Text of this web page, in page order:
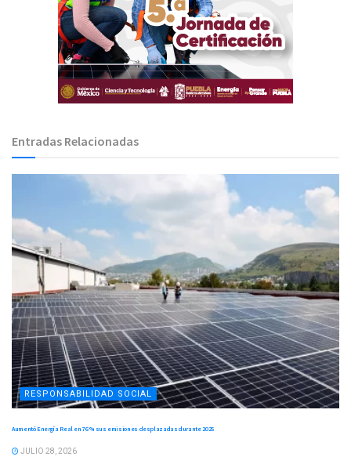
Entradas Relacionadas
RESPONSABILIDAD SOCIAL
Aumentó Energía Real en 76 % sus emisiones desplazadas durante 2025
JULIO 28, 2026